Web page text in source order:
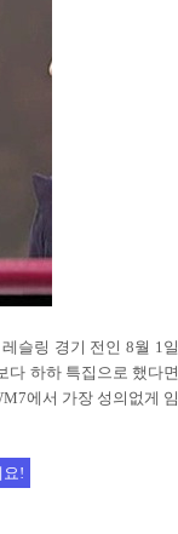
슬링 경기 전인 8월 1일
다 하하 특집으로 했다면
에서 가장 성의없게 임
요!